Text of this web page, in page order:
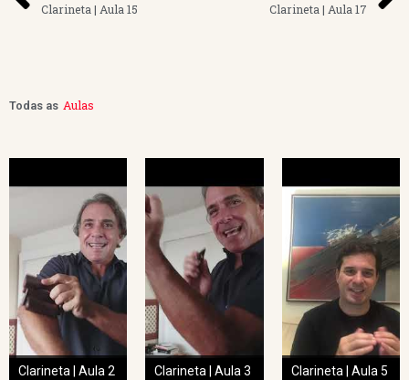
Clarineta | Aula 15 Clarineta | Aula 17
Todas as Aulas
Clarineta | Aula 2 Clarineta | Aula 3 Clarineta | Aula 5